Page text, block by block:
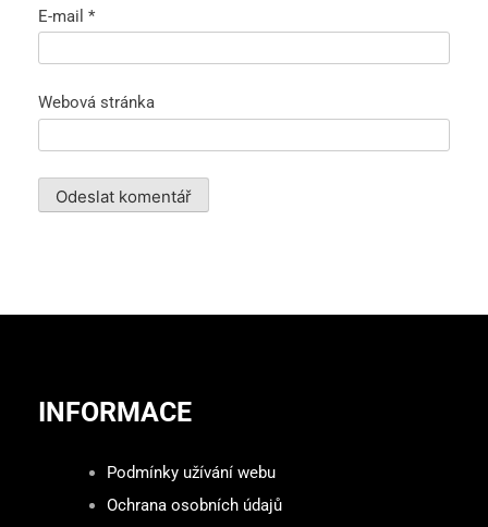
E-mail *
Webová stránka
INFORMACE
Podmínky užívání webu
Ochrana osobních údajů